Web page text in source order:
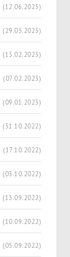
(12.06.2023)
(29.03.2023)
(13.02.2023)
(07.02.2023)
(09.01.2023)
(31.10.2022)
(17.10.2022)
(03.10.2022)
(13.09.2022)
(10.09.2022)
(05.09.2022)